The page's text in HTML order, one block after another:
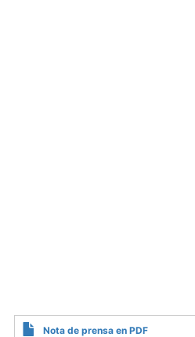
Nota de prensa en PDF